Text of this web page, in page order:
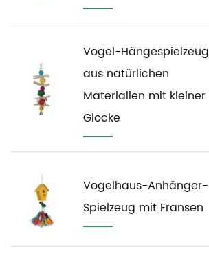
Vogel-Hängespielzeug
aus natürlichen
Materialien mit kleiner
Glocke
Vogelhaus-Anhänger-
Spielzeug mit Fransen